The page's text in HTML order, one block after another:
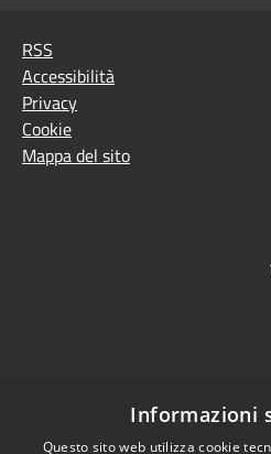
RSS
Accessibilità
Privacy
Cookie
Mappa del sito
Informazioni
Questo sito web utilizza cookie